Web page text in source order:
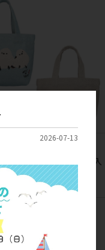
シマダ ミニトート(2枚入
1,000円
2026-07-13